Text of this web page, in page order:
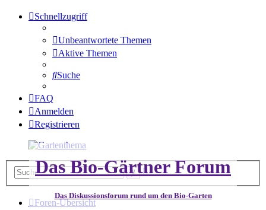
Schnellzugriff
Unbeantwortete Themen
Aktive Themen
Suche
FAQ
Anmelden
Registrieren
Das Bio-Gärtner Forum
Das Diskussionsforum rund um den Bio-Garten
SucheErweiterte
Foren-Übersicht